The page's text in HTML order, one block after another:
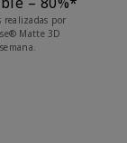
realizadas por
Matte 3D